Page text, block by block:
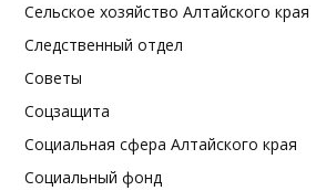
Сельское хозяйство Алтайского края
Следственный отдел
Советы
Соцзащита
Социальная сфера Алтайского края
Социальный фонд